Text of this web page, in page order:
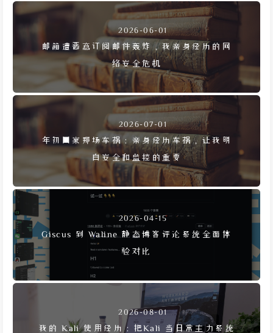
2026-06-01
邮箱遭恶意订阅邮件轰炸，我亲身经历的网
络安全危机
2026-07-01
年初回家那场车祸：亲身经历车祸，让我明
白安全和监控的重要
2026-04-15
Giscus 到 Waline 静态博客评论系统全面体
验对比
2026-08-01
我的 Kali 使用经历：把Kali 当日常主力系统